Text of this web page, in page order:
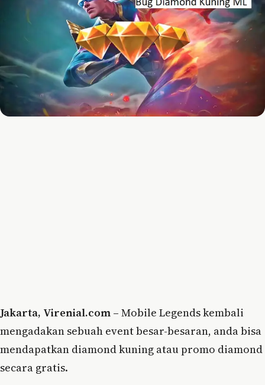
Jakarta, Virenial.com – Mobile Legends kembali
mengadakan sebuah event besar-besaran, anda bisa
mendapatkan diamond kuning atau promo diamond
secara gratis.